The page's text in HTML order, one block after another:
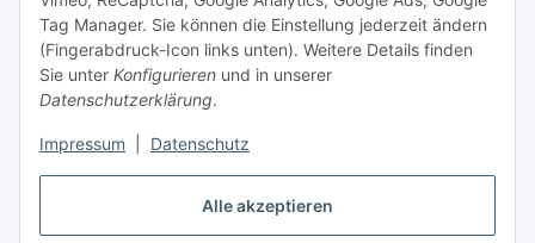
Alle akzeptieren
Tag Manager. Sie können die Einstellung jederzeit ändern
(Fingerabdruck-Icon links unten). Weitere Details finden
Sie unter Konfigurieren und in unserer
Datenschutzerklärung.
Impressum Datenschutz
Versand